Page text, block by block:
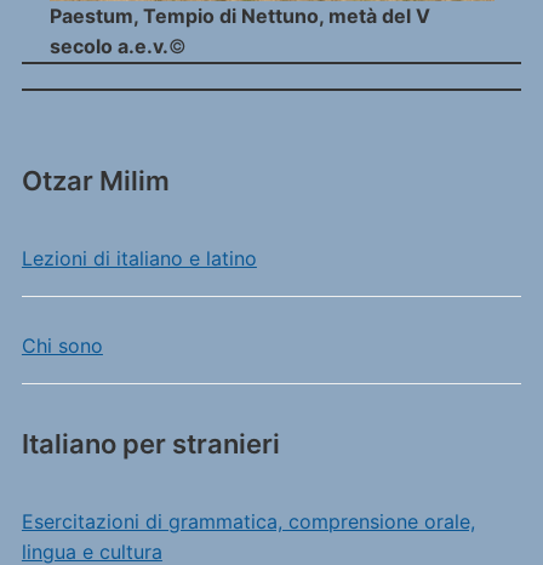
Otzar Milim
Lezioni di italiano e latino
Chi sono
Italiano per stranieri
Esercitazioni di grammatica, comprensione orale,
lingua e cultura
Paestum, Tempio di Nettuno, metà del V
secolo a.e.v.©